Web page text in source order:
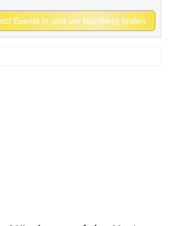
Events in und um Nürnberg finden